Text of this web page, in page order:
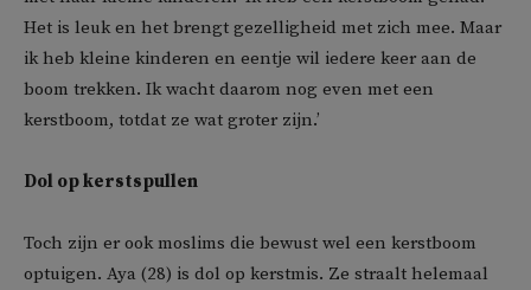
Het is leuk en het brengt gezelligheid met zich mee. Maar
ik heb kleine kinderen en eentje wil iedere keer aan de
boom trekken. Ik wacht daarom nog even met een
kerstboom, totdat ze wat groter zijn.’
Dol op kerstspullen
Toch zijn er ook moslims die bewust wel een kerstboom
optuigen. Aya (28) is dol op kerstmis. Ze straalt helemaal